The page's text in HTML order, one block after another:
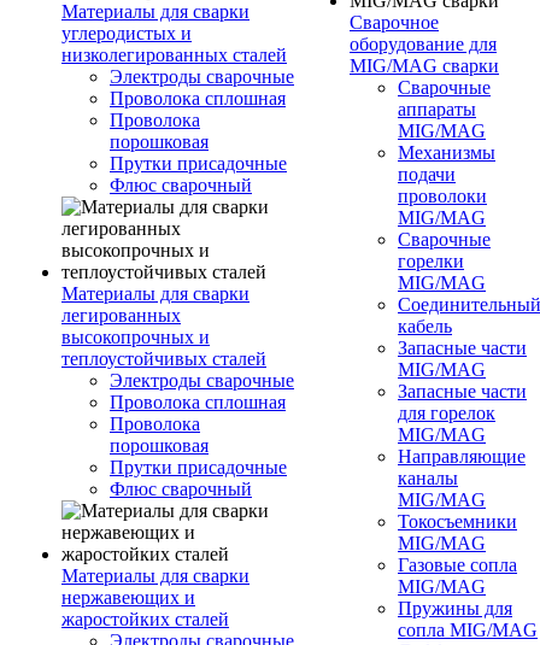
Материалы для сварки
углеродистых и
низколегированных сталей
Электроды сварочные
Проволока сплошная
Проволока
порошковая
Прутки присадочные
Флюс сварочный
Материалы для сварки
легированных
высокопрочных и
теплоустойчивых сталей
Электроды сварочные
Проволока сплошная
Проволока
порошковая
Прутки присадочные
Флюс сварочный
Материалы для сварки
нержавеющих и
жаростойких сталей
Электроды сварочные
Сварочное
оборудование для
MIG/MAG сварки
Сварочные
аппараты
MIG/MAG
Механизмы
подачи
проволоки
MIG/MAG
Сварочные
горелки
MIG/MAG
Соединительный
кабель
Запасные части
MIG/MAG
Запасные части
для горелок
MIG/MAG
Направляющие
каналы
MIG/MAG
Токосъемники
MIG/MAG
Газовые сопла
MIG/MAG
Пружины для
сопла MIG/MAG